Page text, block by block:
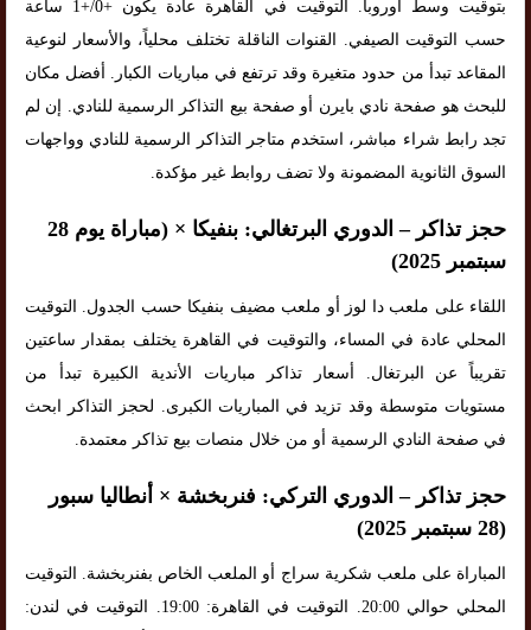
بتوقيت وسط أوروبا. التوقيت في القاهرة عادة يكون +0/+1 ساعة
حسب التوقيت الصيفي. القنوات الناقلة تختلف محلياً، والأسعار لنوعية
المقاعد تبدأ من حدود متغيرة وقد ترتفع في مباريات الكبار. أفضل مكان
للبحث هو صفحة نادي بايرن أو صفحة بيع التذاكر الرسمية للنادي. إن لم
تجد رابط شراء مباشر، استخدم متاجر التذاكر الرسمية للنادي وواجهات
السوق الثانوية المضمونة ولا تضف روابط غير مؤكدة.
حجز تذاكر – الدوري البرتغالي: بنفيكا × (مباراة يوم 28
سبتمبر 2025)
اللقاء على ملعب دا لوز أو ملعب مضيف بنفيكا حسب الجدول. التوقيت
المحلي عادة في المساء، والتوقيت في القاهرة يختلف بمقدار ساعتين
تقريباً عن البرتغال. أسعار تذاكر مباريات الأندية الكبيرة تبدأ من
مستويات متوسطة وقد تزيد في المباريات الكبرى. لحجز التذاكر ابحث
في صفحة النادي الرسمية أو من خلال منصات بيع تذاكر معتمدة.
حجز تذاكر – الدوري التركي: فنربخشة × أنطاليا سبور
(28 سبتمبر 2025)
المباراة على ملعب شكرية سراج أو الملعب الخاص بفنربخشة. التوقيت
المحلي حوالي 20:00. التوقيت في القاهرة: 19:00. التوقيت في لندن: